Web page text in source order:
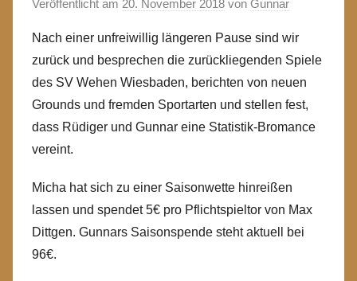
Veröffentlicht am 20. November 2018 von Gunnar
Nach einer unfreiwillig längeren Pause sind wir
zurück und besprechen die zurückliegenden Spiele
des SV Wehen Wiesbaden, berichten von neuen
Grounds und fremden Sportarten und stellen fest,
dass Rüdiger und Gunnar eine Statistik-Bromance
vereint.
Micha hat sich zu einer Saisonwette hinreißen
lassen und spendet 5€ pro Pflichtspieltor von Max
Dittgen. Gunnars Saisonspende steht aktuell bei
96€.